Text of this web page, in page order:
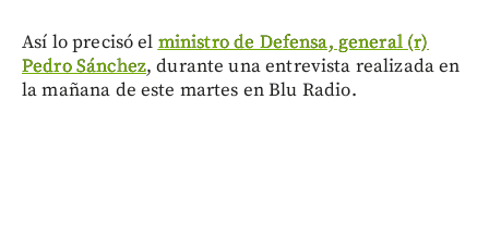
Así lo precisó el ministro de Defensa, general (r)
Pedro Sánchez, durante una entrevista realizada en
la mañana de este martes en Blu Radio.